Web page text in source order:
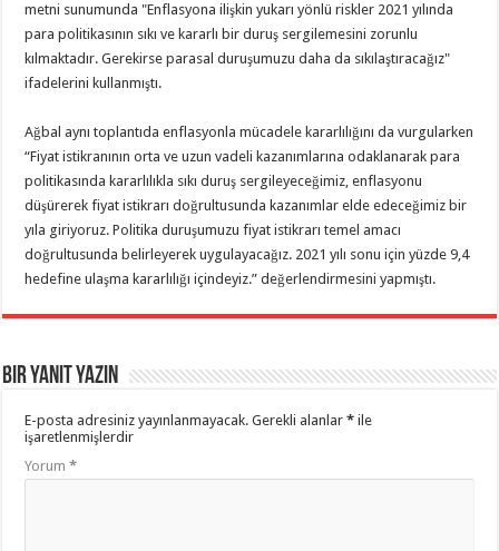
metni sunumunda "Enflasyona ilişkin yukarı yönlü riskler 2021 yılında
para politikasının sıkı ve kararlı bir duruş sergilemesini zorunlu
kılmaktadır. Gerekirse parasal duruşumuzu daha da sıkılaştıracağız"
ifadelerini kullanmıştı.
Ağbal aynı toplantıda enflasyonla mücadele kararlılığını da vurgularken
“Fiyat istikranının orta ve uzun vadeli kazanımlarına odaklanarak para
politikasında kararlılıkla sıkı duruş sergileyeceğimiz, enflasyonu
düşürerek fiyat istikrarı doğrultusunda kazanımlar elde edeceğimiz bir
yıla giriyoruz. Politika duruşumuzu fiyat istikrarı temel amacı
doğrultusunda belirleyerek uygulayacağız. 2021 yılı sonu için yüzde 9,4
hedefine ulaşma kararlılığı içindeyiz.” değerlendirmesini yapmıştı.
Bir yanıt yazın
E-posta adresiniz yayınlanmayacak. Gerekli alanlar* ile
işaretlenmişlerdir
Yorum*